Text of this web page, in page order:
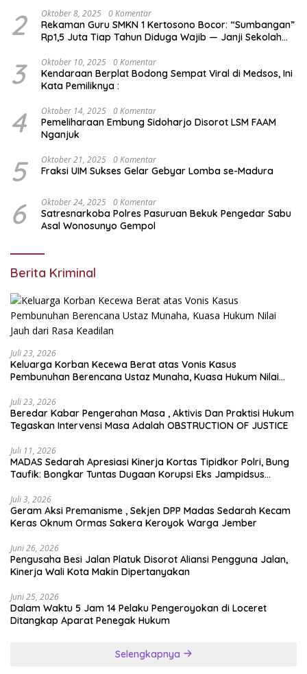
Tulungagung.
2 Oktober 8, 2025 0 Komentar
Rekaman Guru SMKN 1 Kertosono Bocor: “Sumbangan”
Rp1,5 Juta Tiap Tahun Diduga Wajib — Janji Sekolah
3 Oktober 10, 2025 0 Komentar
Kendaraan Berplat Bodong Sempat Viral di Medsos, Ini
Kata Pemiliknya :
4 Oktober 14, 2025 0 Komentar
Pemeliharaan Embung Sidoharjo Disorot LSM FAAM
Nganjuk
5 Oktober 21, 2025 0 Komentar
Fraksi UIM Sukses Gelar Gebyar Lomba se-Madura
6 Oktober 24, 2025 0 Komentar
Satresnarkoba Polres Pasuruan Bekuk Pengedar Sabu
Asal Wonosunyo Gempol
Berita Kriminal
Juli 23, 2026
Keluarga Korban Kecewa Berat atas Vonis Kasus
Pembunuhan Berencana Ustaz Munaha, Kuasa Hukum Nilai
Juli 23, 2026
Beredar Kabar Pengerahan Masa , Aktivis Dan Praktisi Hukum
Tegaskan Intervensi Masa Adalah OBSTRUCTION OF JUSTICE
Juli 11, 2026
MADAS Sedarah Apresiasi Kinerja Kortas Tipidkor Polri, Bung
Taufik: Bongkar Tuntas Dugaan Korupsi Eks Jampidsus
Juli 3, 2026
Geram Aksi Premanisme , Sekjen DPP Madas Sedarah Kecam
Keras Oknum Ormas Sakera Keroyok Warga Jember
Juni 26, 2026
Pengusaha Besi Jalan Platuk Disorot Aliansi Pengguna Jalan,
Kinerja Wali Kota Makin Dipertanyakan
Juni 25, 2026
Dalam Waktu 5 Jam 14 Pelaku Pengeroyokan di Loceret
Ditangkap Aparat Penegak Hukum
Selengkapnya